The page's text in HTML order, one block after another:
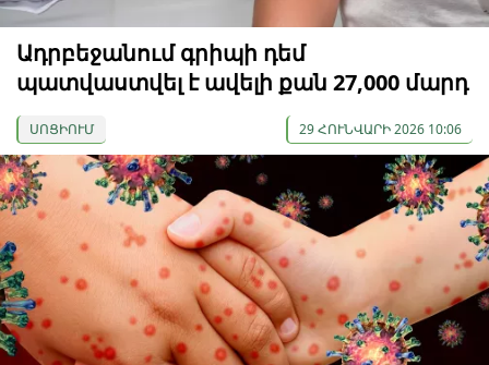
Ադրբեջանում գրիպի դեմ
պատվաստվել է ավելի քան 27,000 մարդ
ՍՈՑԻՈՒՄ 29 ՀՈՒՆՎԱՐԻ 2026 10:06